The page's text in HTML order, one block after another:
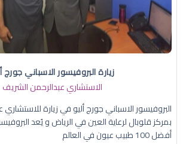
زيارة البروفيسور الاسباني جورج
الاستشاري عبدالرحمن الشريف
البروفيسور الاسباني جورج أليو في زيارة
بمركز قلوبال لرعاية العين في الرياض و يُعد
أفضل 100 طبيب عيون في العالم